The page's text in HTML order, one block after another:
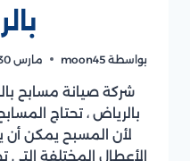
بواسطة moon45 مارس 30, 2022
شركة صيانة مسابح
بالرياض ، تحتاج
لأن المسبح يمكن
الأعطال المختلفة